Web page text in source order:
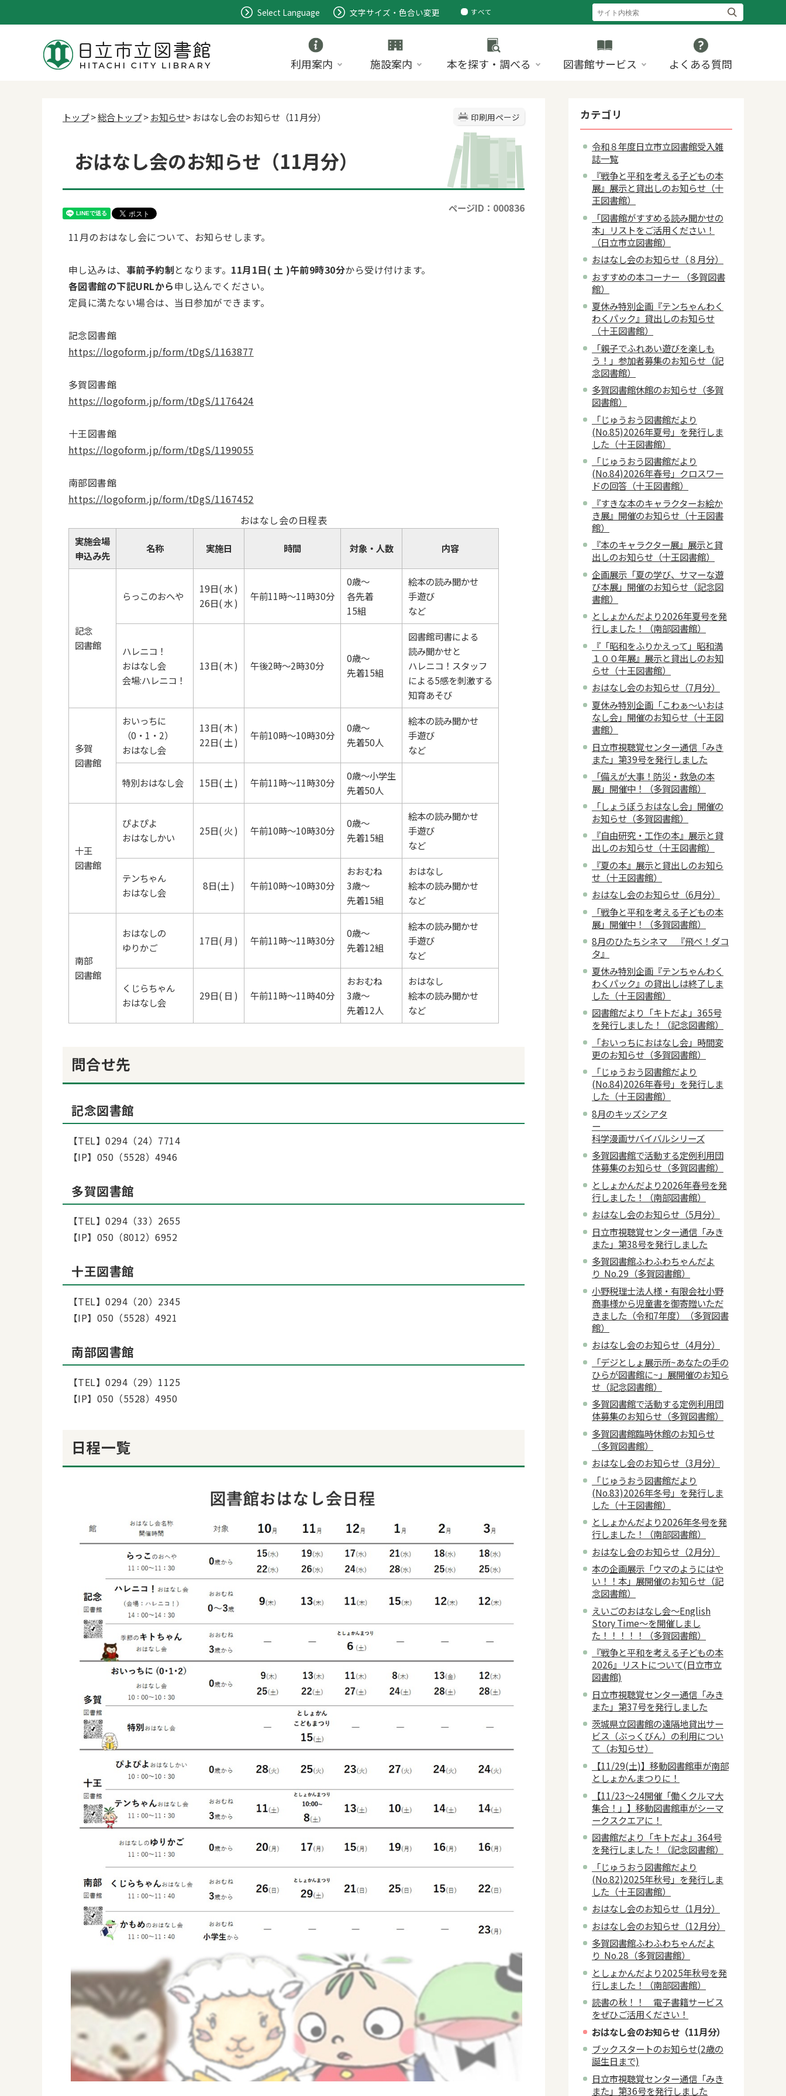
Select Language 文字サイズ・色合い変更
すべて
ページ
利用案内 施設案内 本を探す・調べる 図書館サービス よくある質問
印刷用ページ
トップ>総合トップ>お知らせ> おはなし会のお知らせ（11月分）
おはなし会のお知らせ（11月分）
ページID：000836
11月のおはなし会について、お知らせします。
申し込みは、 事前予約制となります。 11月1日( 土 )午前9時30分から受け付けます。
各図書館の下記URLから申し込んでください。
定員に満たない場合は、当日参加ができます。
記念図書館
https://logoform.jp/form/tDgS/1163877
多賀図書館
https://logoform.jp/form/tDgS/1176424
十王図書館
https://logoform.jp/form/tDgS/1199055
南部図書館
https://logoform.jp/form/tDgS/1167452
おはなし会の日程表
実施会場
申込み先
名称 実施日 時間 対象・人数 内容
記念
図書館
らっこのおへや
19日( 水 )
26日( 水 )
午前11時～11時30分
0歳～
各先着
15組
絵本の読み聞かせ
手遊び
など
ハレニコ！
おはなし会
会場:ハレニコ！
13日( 木 ) 午後2時～2時30分
0歳～
先着15組
図書館司書による
読み聞かせと
ハレニコ！スタッフ
による5感を刺激する
知育あそび
多賀
図書館
おいっちに
（0・1・2）
おはなし会
13日( 木 )
22日( 土 )
午前10時～10時30分
0歳～
先着50人
絵本の読み聞かせ
手遊び
など
特別おはなし会 15日( 土 ) 午前11時～11時30分
0歳～小学生
先着50人
十王
図書館
ぴよぴよ
おはなしかい
25日( 火 ) 午前10時～10時30分
0歳～
先着15組
絵本の読み聞かせ
手遊び
など
テンちゃん
おはなし会
8日(土 ) 午前10時～10時30分
おおむね
3歳～
先着15組
おはなし
絵本の読み聞かせ
など
南部
図書館
おはなしの
ゆりかご
17日( 月 ) 午前11時～11時30分
0歳～
先着12組
絵本の読み聞かせ
手遊び
など
くじらちゃん
おはなし会
29日( 日 ) 午前11時～11時40分
おおむね
3歳～
先着12人
おはなし
絵本の読み聞かせ
など
問合せ先
記念図書館
【TEL】0294（24）7714
【IP】050（5528）4946
多賀図書館
【TEL】0294（33）2655
【IP】050（8012）6952
十王図書館
【TEL】0294（20）2345
【IP】050（5528）4921
南部図書館
【TEL】0294（29）1125
【IP】050（5528）4950
日程一覧
カテゴリ
令和８年度日立市立図書館受入雑
誌一覧
『戦争と平和を考える子どもの本
展』展示と貸出しのお知らせ（十
王図書館）
「図書館がすすめる読み聞かせの
本」リストをご活用ください！
（日立市立図書館）
おはなし会のお知らせ（８月分）
おすすめの本コーナー （多賀図書
館）
夏休み特別企画『テンちゃんわく
わくパック』貸出しのお知らせ
（十王図書館）
「親子でふれあい遊びを楽しも
う！」参加者募集のお知らせ（記
念図書館）
多賀図書館休館のお知らせ（多賀
図書館）
「じゅうおう図書館だより
(No.85)2026年夏号」を発行しま
した（十王図書館）
「じゅうおう図書館だより
(No.84)2026年春号」クロスワー
ドの回答（十王図書館）
『すきな本のキャラクターお絵か
き展』開催のお知らせ（十王図書
館）
『本のキャラクター展』展示と貸
出しのお知らせ（十王図書館）
企画展示「夏の学び、サマーな遊
び本展」開催のお知らせ（記念図
書館）
としょかんだより2026年夏号を発
行しました！（南部図書館）
『「昭和をふりかえって」昭和満
１００年展』展示と貸出しのお知
らせ（十王図書館）
おはなし会のお知らせ（7月分）
夏休み特別企画「こわぁ～いおは
なし会」開催のお知らせ（十王図
書館）
日立市視聴覚センター通信「みき
また」第39号を発行しました
「備えが大事！防災・救急の本
展」開催中！（多賀図書館）
「しょうぼうおはなし会」開催の
お知らせ（多賀図書館）
『自由研究・工作の本』展示と貸
出しのお知らせ（十王図書館）
『夏の本』展示と貸出しのお知ら
せ（十王図書館）
おはなし会のお知らせ（6月分）
「戦争と平和を考える子どもの本
展」開催中！（多賀図書館）
8月のひたちシネマ 『飛べ！ダコ
タ』
夏休み特別企画『テンちゃんわく
わくパック』の貸出しは終了しま
した（十王図書館）
図書館だより「キトだよ」365号
を発行しました！（記念図書館）
「おいっちにおはなし会」時間変
更のお知らせ（多賀図書館）
「じゅうおう図書館だより
(No.84)2026年春号」を発行しま
した（十王図書館）
8月のキッズシアタ
ー
科学漫画サバイバルシリーズ
多賀図書館で活動する定例利用団
体募集のお知らせ（多賀図書館）
としょかんだより2026年春号を発
行しました！（南部図書館）
おはなし会のお知らせ（5月分）
日立市視聴覚センター通信「みき
また」第38号を発行しました
多賀図書館ふわふわちゃんだよ
り No.29（多賀図書館）
小野税理士法人様・有限会社小野
商事様から児童書を御寄贈いただ
きました（令和7年度）（多賀図書
館）
おはなし会のお知らせ（4月分）
「デジとしょ展示所~あなたの手の
ひらが図書館に~」展開催のお知ら
せ（記念図書館）
多賀図書館で活動する定例利用団
体募集のお知らせ（多賀図書館）
多賀図書館臨時休館のお知らせ
（多賀図書館）
おはなし会のお知らせ（3月分）
「じゅうおう図書館だより
(No.83)2026年冬号」を発行しま
した（十王図書館）
としょかんだより2026年冬号を発
行しました！（南部図書館）
おはなし会のお知らせ（2月分）
本の企画展示「ウマのようにはや
い！！本」展開催のお知らせ（記
念図書館）
えいごのおはなし会～English
Story Time～を開催しまし
た！！！！！（多賀図書館）
『戦争と平和を考える子どもの本
2026』リストについて(日立市立
図書館)
日立市視聴覚センター通信「みき
また」第37号を発行しました
茨城県立図書館の遠隔地貸出サー
ビス（ぶっくびん）の利用につい
て（お知らせ）
【11/29(土)】移動図書館車が南部
としょかんまつりに！
【11/23～24開催「働くクルマ大
集合！」】移動図書館車がシーマ
ークスクエアに！
図書館だより「キトだよ」364号
を発行しました！（記念図書館）
「じゅうおう図書館だより
(No.82)2025年秋号」を発行しま
した（十王図書館）
おはなし会のお知らせ（1月分）
おはなし会のお知らせ（12月分）
多賀図書館ふわふわちゃんだよ
り No.28（多賀図書館）
としょかんだより2025年秋号を発
行しました！（南部図書館）
読書の秋！！ 電子書籍サービス
をぜひご活用ください！
おはなし会のお知らせ（11月分）
ブックスタートのお知らせ(2歳の
誕生日まで)
日立市視聴覚センター通信「みき
また」第36号を発行しました